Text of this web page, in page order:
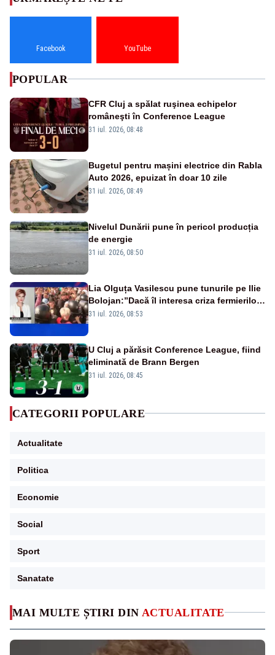
MAI MULTE ȘTIRI DIN ACTUALITATE
Facebook YouTube
POPULAR
CFR Cluj a spălat ruşinea echipelor
româneşti în Conference League
31 iul. 2026, 08:48
Bugetul pentru mașini electrice din Rabla
Auto 2026, epuizat în doar 10 zile
31 iul. 2026, 08:49
Nivelul Dunării pune în pericol producția
de energie
31 iul. 2026, 08:50
Lia Olguța Vasilescu pune tunurile pe Ilie
Bolojan:”Dacă îl interesa criza fermierilor
pleca din funcție”
31 iul. 2026, 08:53
U Cluj a părăsit Conference League, fiind
eliminată de Brann Bergen
31 iul. 2026, 08:45
CATEGORII POPULARE
Actualitate
Politica
Economie
Social
Sport
Sanatate